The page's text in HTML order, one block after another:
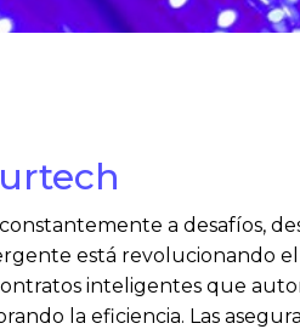
a desafíos,
está revolucionando
inteligentes que
la eficiencia. Las